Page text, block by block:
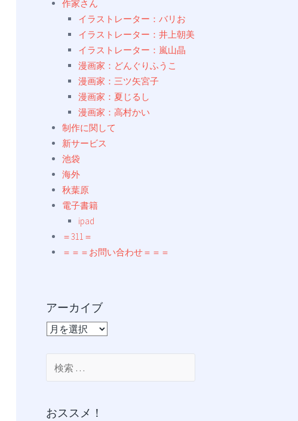
作家さん
イラストレーター：バリお
イラストレーター：井上朝美
イラストレーター：嵐山晶
漫画家：どんぐりふうこ
漫画家：三ツ矢宮子
漫画家：夏じるし
漫画家：高村かい
制作に関して
新サービス
池袋
海外
秋葉原
電子書籍
ipad
＝311＝
＝＝＝お問い合わせ＝＝＝
アーカイブ
ア
索:
おススメ！